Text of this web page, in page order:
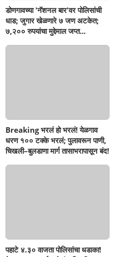
डोणगावच्या 'नॅशनल बार'वर पोलिसांची
धाड; जुगार खेळणारे ७ जण अटकेत;
७,२०० रुपयांचा मुद्देमाल जप्त...
Breaking भरलं हो भरलं! येळगाव
धरण १०० टक्के भरलं; पुलावरून पाणी,
चिखली–बुलडाणा मार्ग तासाभरापासून बंद!
पहाटे ४.३० वाजता पोलिसांचा धडाका!